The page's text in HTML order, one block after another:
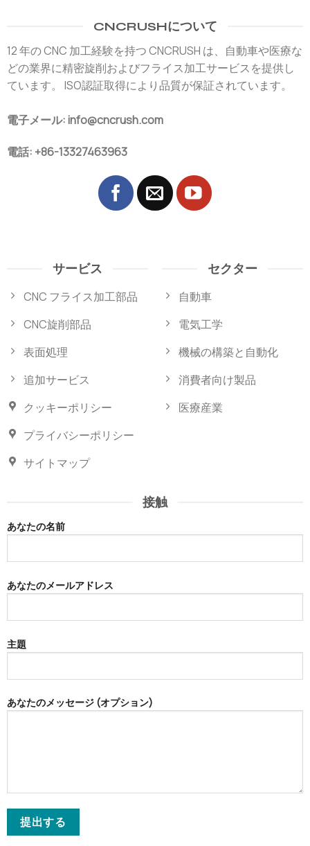
CNCRUSHについて
12 年の CNC 加工経験を持つ CNCRUSH は、自動車や医療な
どの業界に精密旋削およびフライス加工サービスを提供し
ています。 ISO認証取得により品質が保証されています。
電子メール: info@cncrush.com
電話: +86-13327463963
サービス
CNC フライス加工部品
CNC旋削部品
表面処理
追加サービス
クッキーポリシー
プライバシーポリシー
サイトマップ
セクター
自動車
電気工学
機械の構築と自動化
消費者向け製品
医療産業
接触
あなたの名前
あなたのメールアドレス
主題
あなたのメッセージ (オプション)